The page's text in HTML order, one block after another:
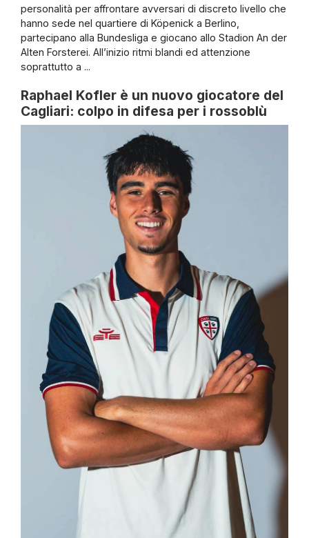
personalità per affrontare avversari di discreto livello che
hanno sede nel quartiere di Köpenick a Berlino,
partecipano alla Bundesliga e giocano allo Stadion An der
Alten Forsterei. All’inizio ritmi blandi ed attenzione
soprattutto a ...
Raphael Kofler è un nuovo giocatore del
Cagliari: colpo in difesa per i rossoblù